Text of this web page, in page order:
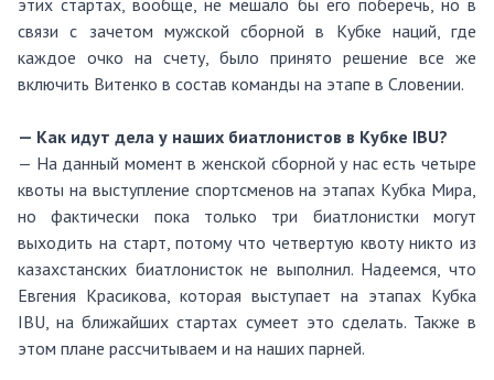
этих стартах, вообще, не мешало бы его поберечь, но в
связи с зачетом мужской сборной в Кубке наций, где
каждое очко на счету, было принято решение все же
включить Витенко в состав команды на этапе в Словении.
— Как идут дела у наших биатлонистов в Кубке IBU?
— На данный момент в женской сборной у нас есть четыре
квоты на выступление спортсменов на этапах Кубка Мира,
но фактически пока только три биатлонистки могут
выходить на старт, потому что четвертую квоту никто из
казахстанских биатлонисток не выполнил. Надеемся, что
Евгения Красикова, которая выступает на этапах Кубка
IBU, на ближайших стартах сумеет это сделать. Также в
этом плане рассчитываем и на наших парней.